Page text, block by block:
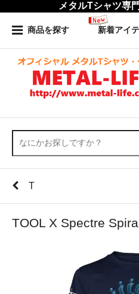
メタルTシャツ専
商品を探す 新着アイ
T
TOOL X Spectre